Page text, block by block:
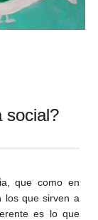
social?
que como en
los que sirven a
es lo que